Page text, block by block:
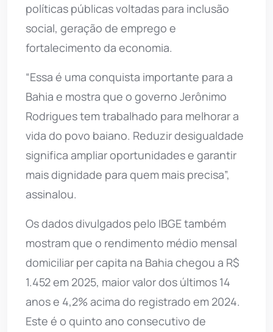
políticas públicas voltadas para inclusão
social, geração de emprego e
fortalecimento da economia.
“Essa é uma conquista importante para a
Bahia e mostra que o governo Jerônimo
Rodrigues tem trabalhado para melhorar a
vida do povo baiano. Reduzir desigualdade
significa ampliar oportunidades e garantir
mais dignidade para quem mais precisa”,
assinalou.
Os dados divulgados pelo IBGE também
mostram que o rendimento médio mensal
domiciliar per capita na Bahia chegou a R$
1.452 em 2025, maior valor dos últimos 14
anos e 4,2% acima do registrado em 2024.
Este é o quinto ano consecutivo de